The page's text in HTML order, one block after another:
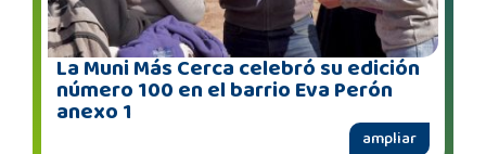
La Muni Más Cerca celebró su edición
número 100 en el barrio Eva Perón
anexo 1
ampliar